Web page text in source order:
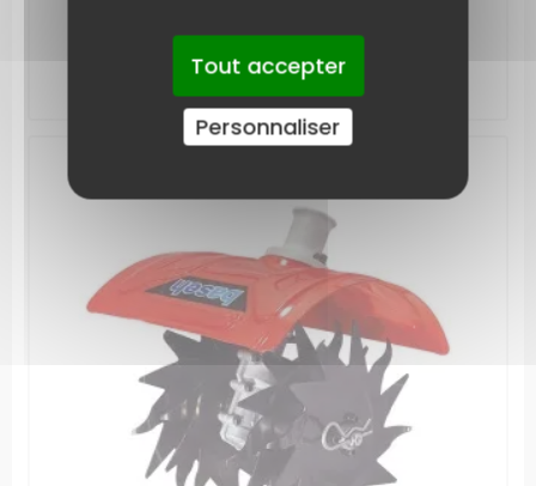
AJOUTER AU PANIER
Tout accepter
Personnaliser